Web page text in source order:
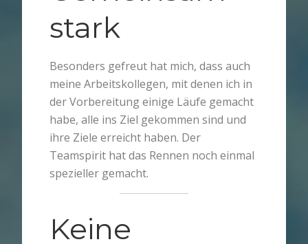
stark
Besonders gefreut hat mich, dass auch
meine Arbeitskollegen, mit denen ich in
der Vorbereitung einige Läufe gemacht
habe, alle ins Ziel gekommen sind und
ihre Ziele erreicht haben. Der
Teamspirit hat das Rennen noch einmal
spezieller gemacht.
Keine